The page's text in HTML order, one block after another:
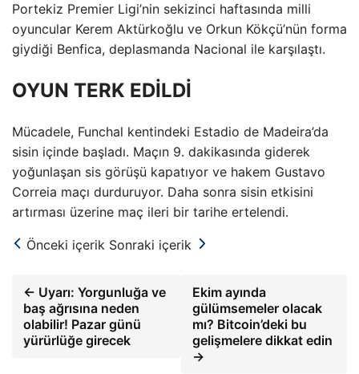
Portekiz Premier Ligi’nin sekizinci haftasında milli
oyuncular Kerem Aktürkoğlu ve Orkun Kökçü’nün forma
giydiği Benfica, deplasmanda Nacional ile karşılaştı.
OYUN TERK EDİLDİ
Mücadele, Funchal kentindeki Estadio de Madeira’da
sisin içinde başladı. Maçın 9. dakikasında giderek
yoğunlaşan sis görüşü kapatıyor ve hakem Gustavo
Correia maçı durduruyor. Daha sonra sisin etkisini
artırması üzerine maç ileri bir tarihe ertelendi.
Önceki içerik Sonraki içerik
← Uyarı: Yorgunluğa ve
baş ağrısına neden
olabilir! Pazar günü
yürürlüğe girecek
Ekim ayında
gülümsemeler olacak
mı? Bitcoin’deki bu
gelişmelere dikkat edin
→